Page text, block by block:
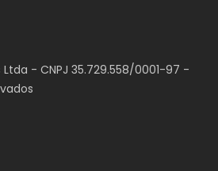
- CNPJ 35.729.558/0001-97 -